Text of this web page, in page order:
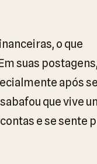
o que
suas
após
que vive
e se sente